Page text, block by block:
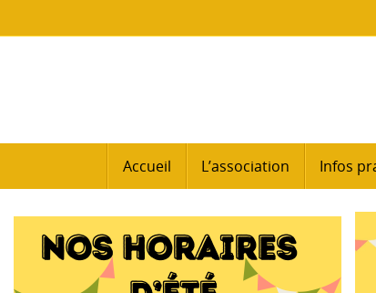
au
contenu
Accueil L’association Infos